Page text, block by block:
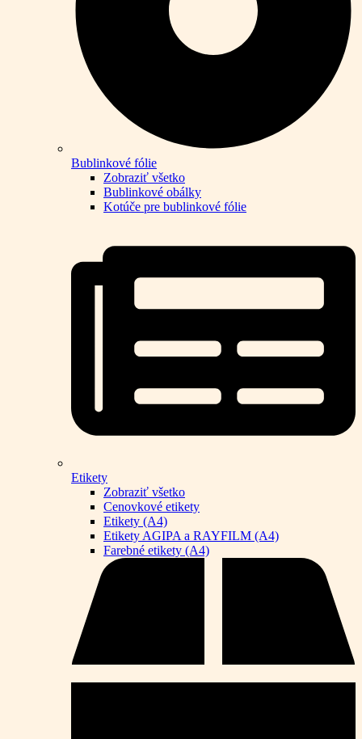
Bublinkové fólie
Zobraziť všetko
Bublinkové obálky
Kotúče pre bublinkové fólie
Etikety
Zobraziť všetko
Cenovkové etikety
Etikety (A4)
Etikety AGIPA a RAYFILM (A4)
Farebné etikety (A4)